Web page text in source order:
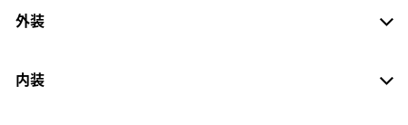
外装
内装